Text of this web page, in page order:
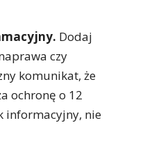
Dodaj
czy
komunikat, że
ochronę o 12
informacyjny, nie